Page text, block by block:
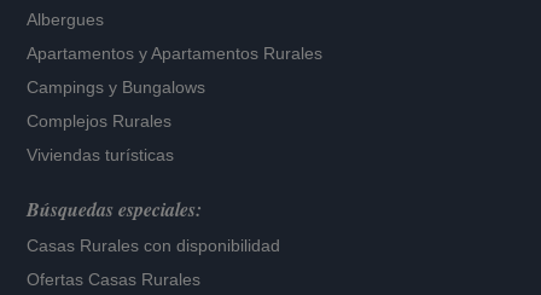
Albergues
Apartamentos yApartamentos Rurales
Campings y Bungalows
Complejos Rurales
Viviendas turísticas
Búsquedas especiales:
Casas Rurales con disponibilidad
Ofertas Casas Rurales